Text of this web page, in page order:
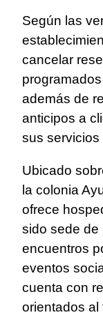
Según las
cancelar
además de
anticipos a
sus servicios
Ubicado
la colonia
ofrece
sido sede de
encuentros
eventos
cuenta con
orientados al